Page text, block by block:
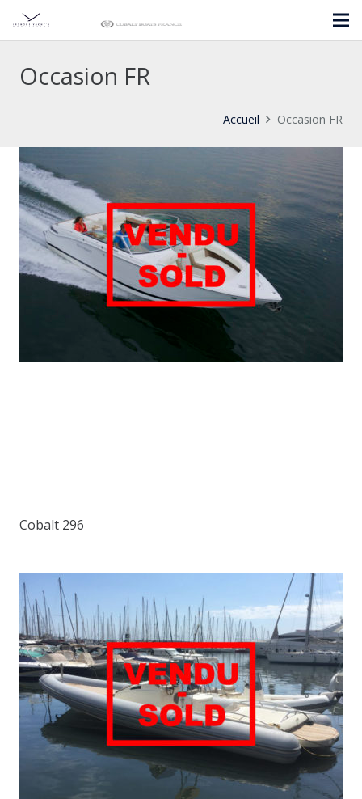
Occasion FR
Accueil Occasion FR
Cobalt 296